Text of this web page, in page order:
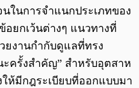
ในการจำแนกประเภทของ
อยกเว้นต่างๆ แนวทางที่
ยงานกำกับดูแลที่ทรง
ครั้งสำคัญ” สำหรับอุตสาห
ห้มีกฎระเบียบที่ออกแบบมา